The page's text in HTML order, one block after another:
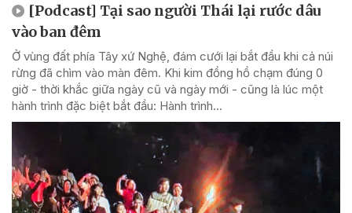
[Podcast] Tại sao người Thái lại rước dâu
vào ban đêm
Ở vùng đất phía Tây xứ Nghệ, đám cưới lại bắt đầu khi cả núi
rừng đã chìm vào màn đêm. Khi kim đồng hồ chạm đúng 0
giờ - thời khắc giữa ngày cũ và ngày mới - cũng là lúc một
hành trình đặc biệt bắt đầu: Hành trình...